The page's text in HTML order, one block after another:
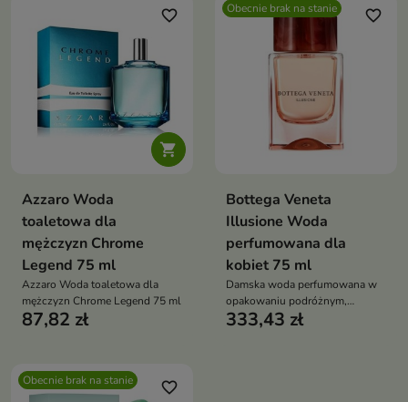

favorite_border
Azzaro Woda
toaletowa dla
mężczyzn Chrome
Legend 75 ml
Azzaro Woda toaletowa dla
mężczyzn Chrome Legend 75 ml
87,82 zł
Obecnie brak na stanie favorite_border
Bottega Veneta
Illusione Woda
perfumowana dla
kobiet 75 ml
Damska woda perfumowana w
opakowaniu podróżnym,
kwiatowo-drzewny zapach z
333,43 zł
Obecnie brak na stanie favorite_border